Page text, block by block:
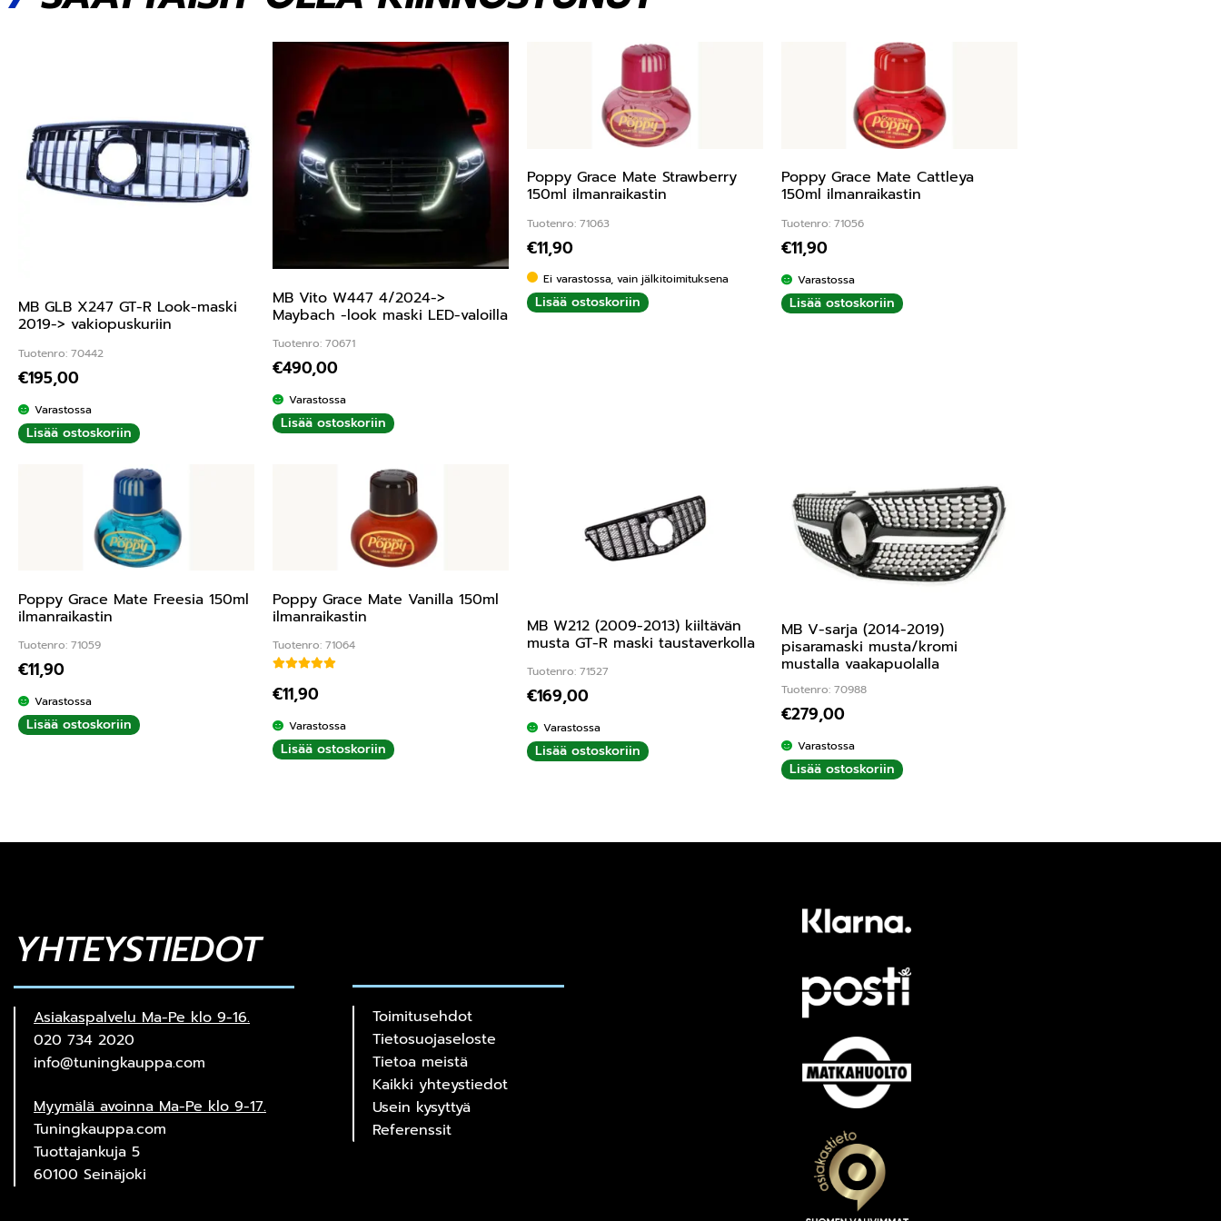
MB GLB X247 GT-R Look-maski
2019-> vakiopuskuriin
Tuotenro: 70442
€195,00
Varastossa
Lisää ostoskoriin
MB Vito W447 4/2024->
Maybach -look maski LED-valoilla
Tuotenro: 70671
€490,00
Varastossa
Lisää ostoskoriin
Poppy Grace Mate Strawberry
150ml ilmanraikastin
Tuotenro: 71063
€11,90
Ei varastossa, vain jälkitoimituksena
Lisää ostoskoriin
Poppy Grace Mate Cattleya
150ml ilmanraikastin
Tuotenro: 71056
€11,90
Varastossa
Lisää ostoskoriin
Poppy Grace Mate Freesia 150ml
ilmanraikastin
Tuotenro: 71059
€11,90
Varastossa
Lisää ostoskoriin
Poppy Grace Mate Vanilla 150ml
ilmanraikastin
Tuotenro: 71064
€11,90
Varastossa
Lisää ostoskoriin
MB W212 (2009-2013) kiiltävän
musta GT-R maski taustaverkolla
Tuotenro: 71527
€169,00
Varastossa
Lisää ostoskoriin
MB V-sarja (2014-2019)
pisaramaski musta/kromi
mustalla vaakapuolalla
Tuotenro: 70988
€279,00
Varastossa
Lisää ostoskoriin
YHTEYSTIEDOT
Asiakaspalvelu Ma-Pe klo 9-16.
020 734 2020
info@tuningkauppa.com
Myymälä avoinna Ma-Pe klo 9-17.
Tuningkauppa.com
Tuottajankuja 5
60100 Seinäjoki
Toimitusehdot
Tietosuojaseloste
Tietoa meistä
Kaikki yhteystiedot
Usein kysyttyä
Referenssit